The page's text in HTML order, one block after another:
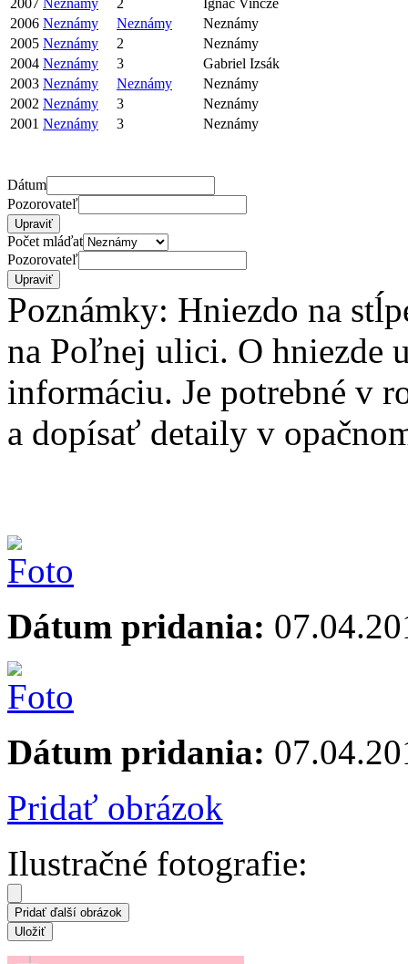
2006 Neznámy Neznámy
Neznámy
2005 Neznámy 2
Neznámy
2004 Neznámy 3
Gabriel Izsák
2003 Neznámy Neznámy
Neznámy
2002 Neznámy 3
Neznámy
2001 Neznámy 3 Neznámy
Dátum
Pozorovateľ
Počet mláďat
Pozorovateľ
Poznámky: Hniezdo na
na Poľnej ulici. O hniezde
informáciu. Je potrebné v
a dopísať detaily v
Dátum pridania:
Dátum pridania:
Pridať obrázok
Ilustračné fotografie: